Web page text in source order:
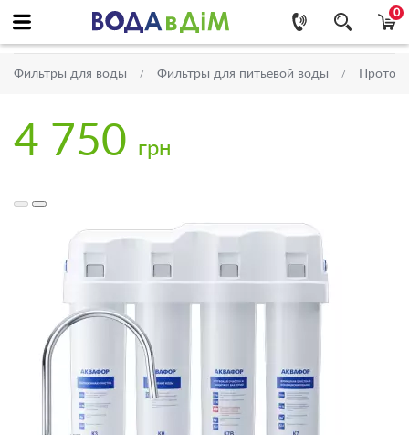
0
Фильтры для воды Фильтры для питьевой воды
4 750 грн